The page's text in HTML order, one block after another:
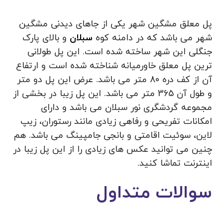
پل معلق مشگین شهر یکی از جاهای دیدنی مشگین
شهر می باشد که در دامنه کوه سبلان و بالای پارک
جنگلی این شهر ساخته شده است. این پل طولانی‌
ترین پل معلق خاورمیانه شناخته شده است و ارتفاع
آن از کف دره 80 متر می باشد. عرض این پل دو متر
و طول آن 365 متر می باشد. این پل زیبا در بخشی از
مجموعه گردشگری نور سبلان می باشد و دارای
امکانات تفریحی و رفاهی زیادی مانند رستوران، زیپ
لاین، سوئیت اقامتی و بانجی جامپینگ می باشد. هم
چنین می توانید عکس های زیادی را از این پل زیبا در
اینترنت تماشا کنید.
سوالات متداول